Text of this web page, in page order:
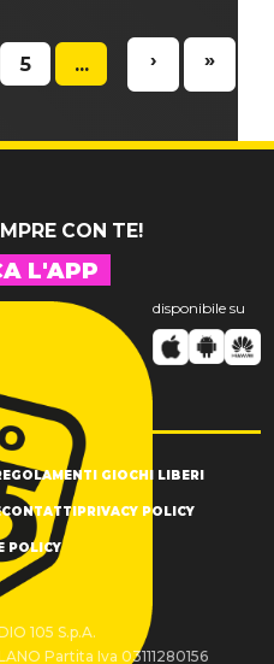
5 ... › »
CON TE!
L'APP
disponibile su
GIOCHI LIBERI
CONTATTIPRIVACY POLICY
POLICY
105 S.p.A.
Partita Iva 03111280156